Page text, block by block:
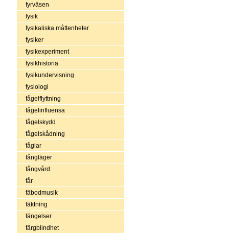
fyrväsen
fysik
fysikaliska måttenheter
fysiker
fysikexperiment
fysikhistoria
fysikundervisning
fysiologi
fågelflyttning
fågelinfluensa
fågelskydd
fågelskådning
fåglar
fångläger
fångvård
får
fäbodmusik
fäktning
fängelser
färgblindhet